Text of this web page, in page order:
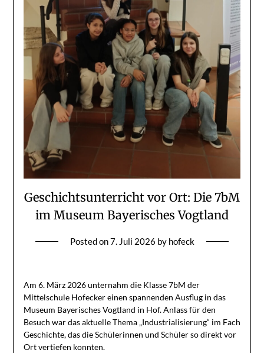
Geschichtsunterricht vor Ort: Die 7bM
im Museum Bayerisches Vogtland
Posted on7. Juli 2026 by hofeck
Am 6. März 2026 unternahm die Klasse 7bM der
Mittelschule Hofecker einen spannenden Ausflug in das
Museum Bayerisches Vogtland in Hof. Anlass für den
Besuch war das aktuelle Thema „Industrialisierung“ im Fach
Geschichte, das die Schülerinnen und Schüler so direkt vor
Ort vertiefen konnten.